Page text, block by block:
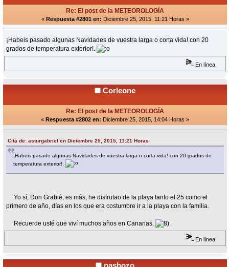
Re: El post de la METEOROLOGÍA
« Respuesta #2801 en: Diciembre 25, 2015, 11:21 Horas »
¡Habeis pasado algunas Navidades de vuestra larga o corta vida! con 20
grados de temperatura exterior!.
En línea
Corleone
Re: El post de la METEOROLOGÍA
« Respuesta #2802 en: Diciembre 25, 2015, 14:04 Horas »
Cita de: asturgabriel en Diciembre 25, 2015, 11:21 Horas
¡Habeis pasado algunas Navidades de vuestra larga o corta vida! con 20 grados de
temperatura exterior!.
Yo sí, Don Grabié; es más, he disfrutao de la playa tanto el 25 como el
primero de año, días en los que era costumbre ir a la playa con la familia.
Recuerde usté que viví muchos años en Canarias.
En línea